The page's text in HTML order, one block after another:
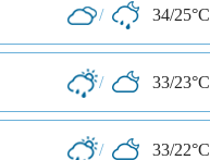
/ 34/25°C
/ 33/23°C
/ 33/22°C